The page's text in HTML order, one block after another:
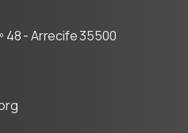
48 - Arrecife 35500